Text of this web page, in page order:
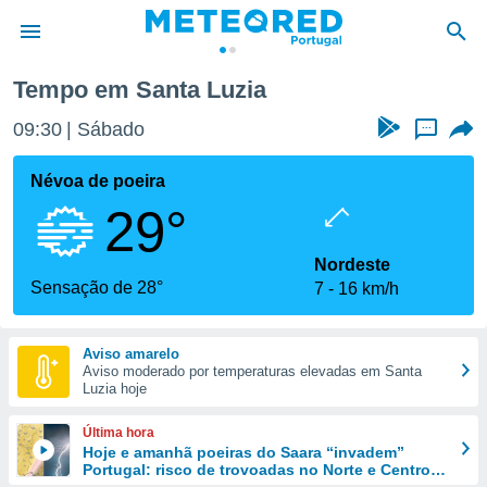
da
foi
fornecidas
a este
das
e
forma
digital
Tempo em Santa Luzia
09:30 Sábado ...
Névoa de poeira
29°
Sensação de 28°
Nordeste
7
16 km/h
Aviso amarelo
Aviso moderado por temperaturas elevadas em Santa
Luzia hoje
Última hora
Hoje e amanhã poeiras do Saara “invadem”
Portugal: risco de trovoadas no Norte e Centro